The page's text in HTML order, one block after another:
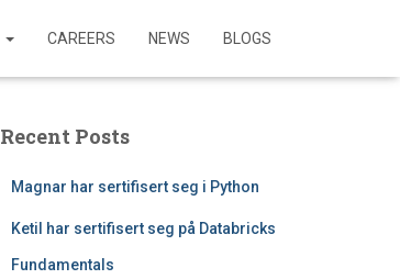
CAREERS NEWS BLOGS
Recent Posts
Magnar har sertifisert seg i Python
Ketil har sertifisert seg på Databricks
Fundamentals